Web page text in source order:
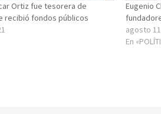
Ortiz fue tesorera de
recibió fondos públicos
Eugenio
agosto
En